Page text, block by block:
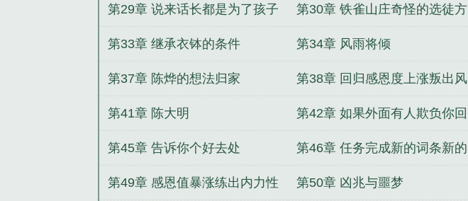
活
第29章 说来话长都是为了孩子 第30章 铁雀山庄奇怪的选徒方
式
第33章 继承衣钵的条件 第34章 风雨将倾
第37章 陈烨的想法归家 第38章 回归感恩度上涨叛出风
雨楼
第41章 陈大明 第42章 如果外面有人欺负你回
来院长给你出头
第45章 告诉你个好去处 第46章 任务完成新的词条新的
建筑
第49章 感恩值暴涨练出内力性 第50章 凶兆与噩梦